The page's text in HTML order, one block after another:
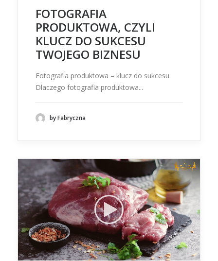
FOTOGRAFIA
PRODUKTOWA, CZYLI
KLUCZ DO SUKCESU
TWOJEGO BIZNESU
Fotografia produktowa – klucz do sukcesu
Dlaczego fotografia produktowa...
by Fabryczna